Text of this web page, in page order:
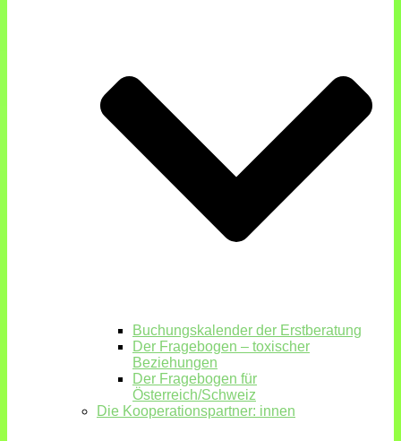
Buchungskalender der Erstberatung
Der Fragebogen – toxischer
Beziehungen
Der Fragebogen für
Österreich/Schweiz
Die Kooperationspartner: innen